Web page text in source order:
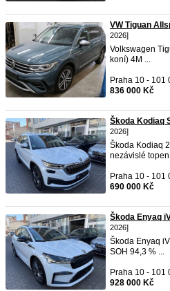
VW Tiguan
2026]
Volkswagen
koní) 4M ...
Praha 10 - 101
836 000 Kč
Škoda Kodiaq
2026]
Škoda Kodiaq
nezávislé
Praha 10 - 101
690 000 Kč
Škoda Enyaq
2026]
Škoda Enyaq
SOH 94,3 % ...
Praha 10 - 101
928 000 Kč